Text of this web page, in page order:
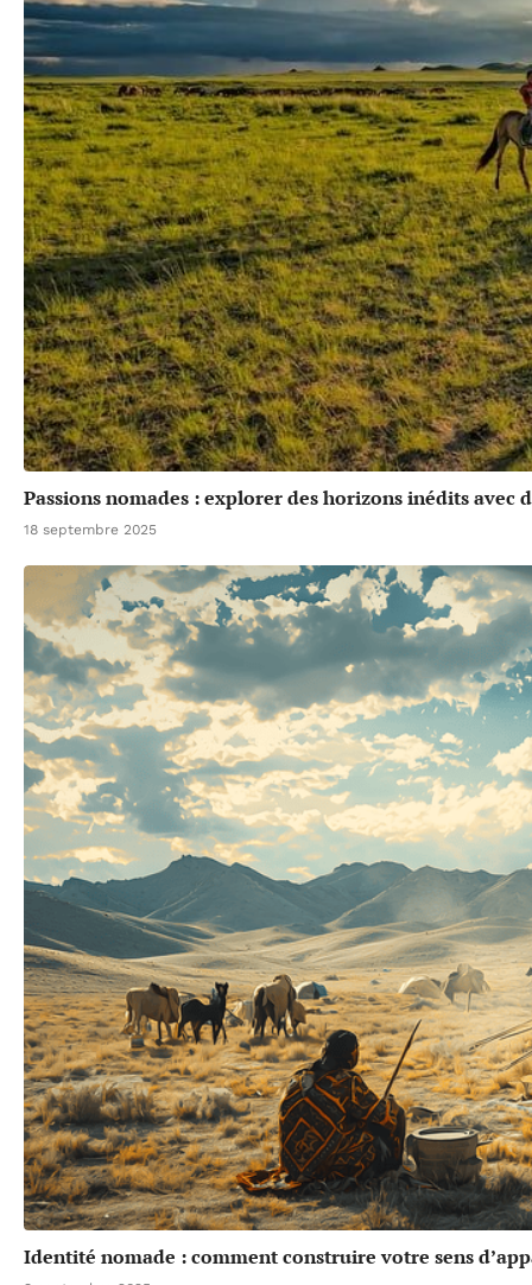
Passions nomades : explorer des horizons inédits avec
18 septembre 2025
Identité nomade : comment construire votre sens